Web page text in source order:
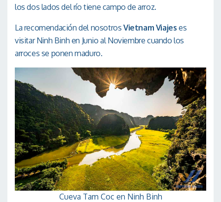
los dos lados del río tiene campo de arroz.
La recomendación del nosotros Vietnam Viajes es
visitar Ninh Binh en Junio al Noviembre cuando los
arroces se ponen maduro.
Cueva Tam Coc en Ninh Binh